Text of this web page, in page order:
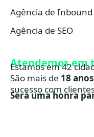
Agência de
Agência de SEO
Atendemos em
Estamos em 42
São mais de 18 anos
sucesso com
Será uma honra